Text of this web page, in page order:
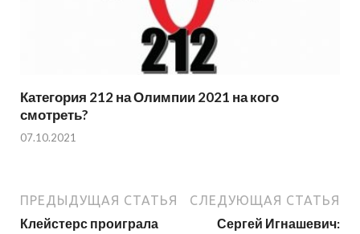
Категория 212 на Олимпии 2021 на кого
смотреть?
07.10.2021
ПРЕДЫДУЩАЯ СТАТЬЯ
Клейстерс проиграла
СЛЕДУЮЩАЯ СТАТЬЯ
Сергей Игнашевич: